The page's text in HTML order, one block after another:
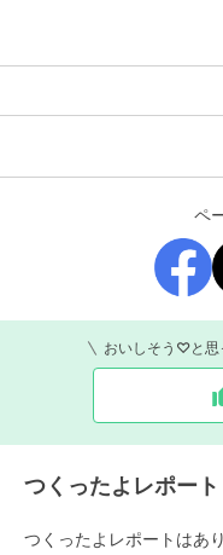
ペ
おいしそう♡と思
つくったよレポート
つくったよレポートはあ